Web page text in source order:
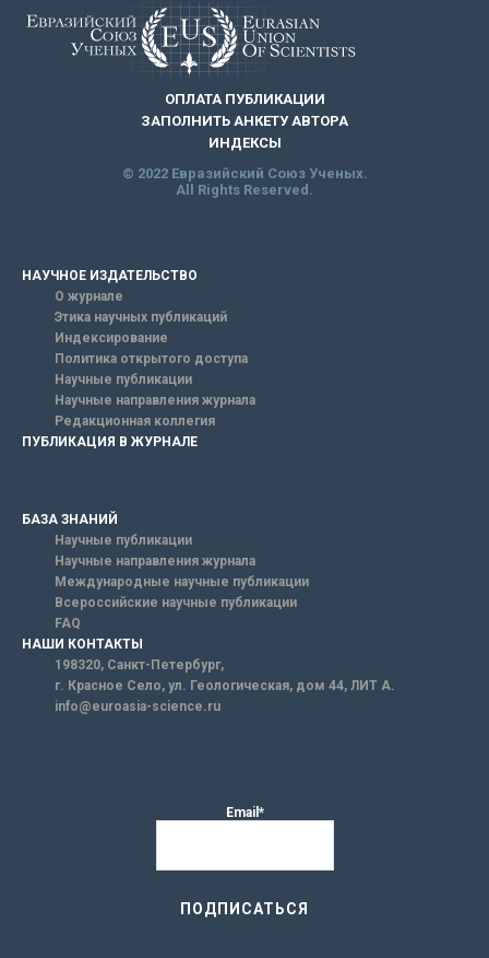
ОПЛАТА ПУБЛИКАЦИИ
ЗАПОЛНИТЬ АНКЕТУ АВТОРА
ИНДЕКСЫ
© 2022 Евразийский Союз Ученых.
All Rights Reserved.
НАУЧНОЕ ИЗДАТЕЛЬСТВО
О журнале
Этика научных публикаций
Индексирование
Политика открытого доступа
Научные публикации
Научные направления журнала
Редакционная коллегия
ПУБЛИКАЦИЯ В ЖУРНАЛЕ
БАЗА ЗНАНИЙ
Научные публикации
Научные направления журнала
Международные научные публикации
Всероссийские научные публикации
FAQ
НАШИ КОНТАКТЫ
198320, Санкт-Петербург,
г. Красное Село, ул. Геологическая, дом 44, ЛИТ А.
info@euroasia-science.ru
Email*